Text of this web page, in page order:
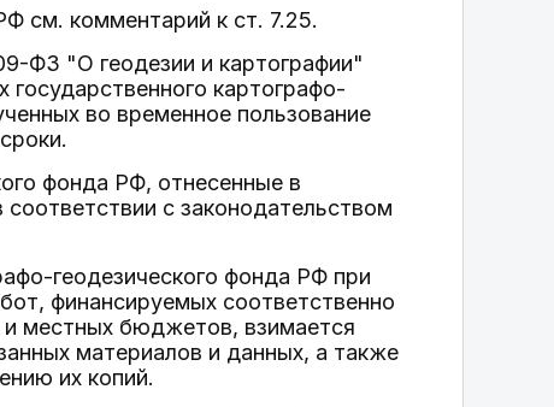
см. комментарий к ст. 7.25.
ФЗ "О геодезии и картографии"
картографо-
во временное пользование
фонда РФ, отнесенные в
с законодательством
геодезического фонда РФ при
финансируемых соответственно
местных бюджетов, взимается
материалов и данных, а также
их копий.